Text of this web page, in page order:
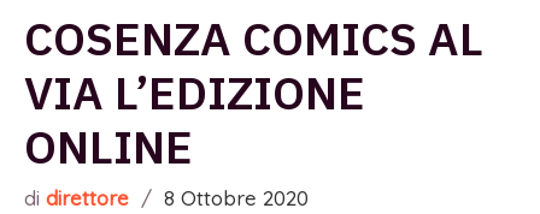
COSENZA COMICS AL
VIA L’EDIZIONE
ONLINE
di direttore / 8 Ottobre 2020